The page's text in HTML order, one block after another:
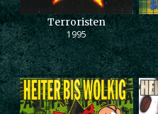
Terroristen
1995